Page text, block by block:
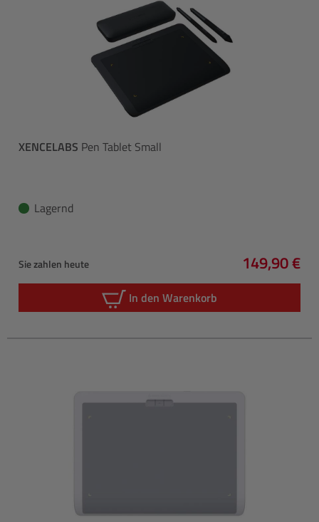
XENCELABS Pen Tablet Small
Lagernd
Sie zahlen heute
Regulärer
149,90 €
In den Warenkorb